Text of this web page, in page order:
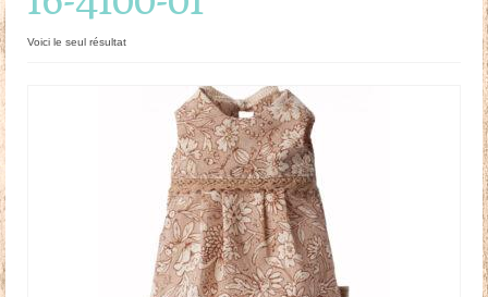
Doudous
Mobilier & Accessoires
Voici le seul résultat